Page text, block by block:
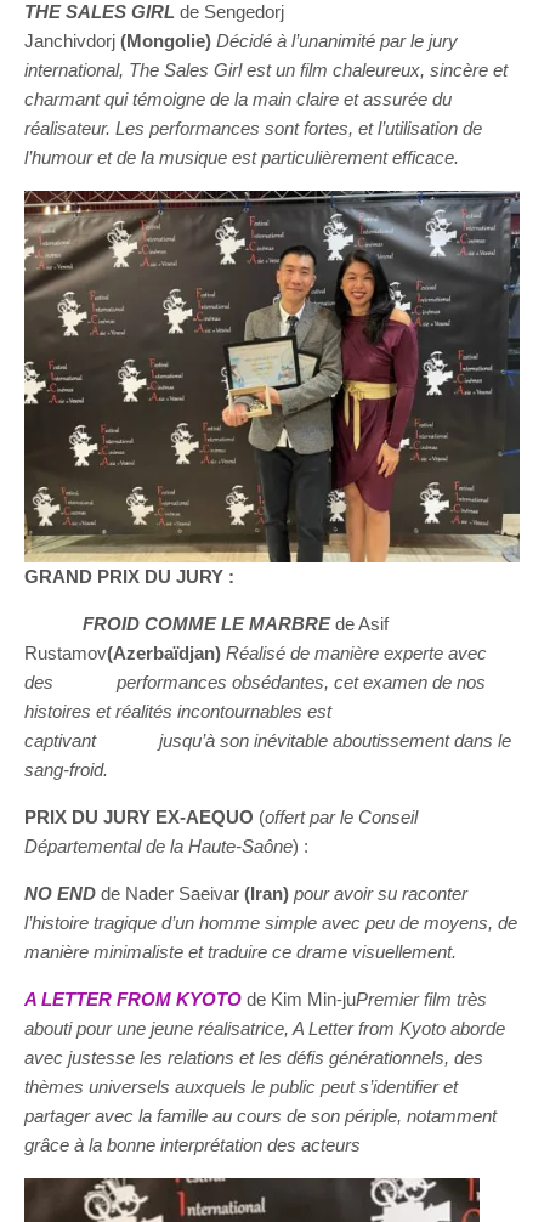
THE SALES GIRL de Sengedorj
Janchivdorj (Mongolie) Décidé à l’unanimité par le jury
international, The Sales Girl est un film chaleureux, sincère et
charmant qui témoigne de la main claire et assurée du
réalisateur. Les performances sont fortes, et l’utilisation de
l’humour et de la musique est particulièrement efficace.
GRAND PRIX DU JURY :
FROID COMME LE MARBREde Asif
Rustamov(Azerbaïdjan) Réalisé de manière experte avec
des performances obsédantes, cet examen de nos
histoires et réalités incontournables est
captivant jusqu’à son inévitable aboutissement dans le
sang-froid.
PRIX DU JURY EX-AEQUO (offert par le Conseil
Départemental de la Haute-Saône) :
NO END de Nader Saeivar (Iran) pour avoir su raconter
l’histoire tragique d’un homme simple avec peu de moyens, de
manière minimaliste et traduire ce drame visuellement.
A LETTER FROM KYOTO de Kim Min-juPremier film très
abouti pour une jeune réalisatrice, A Letter from Kyoto aborde
avec justesse les relations et les défis générationnels, des
thèmes universels auxquels le public peut s’identifier et
partager avec la famille au cours de son périple, notamment
grâce à la bonne interprétation des acteurs